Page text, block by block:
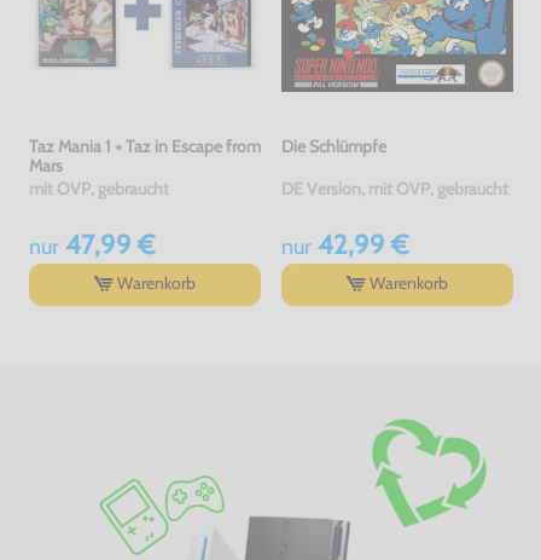
Taz Mania 1 + Taz in Escape from
Mars
mit OVP, gebraucht
nur47,99 €
Warenkorb
Die Schlümpfe
DE Version, mit OVP, gebraucht
nur42,99 €
Warenkorb